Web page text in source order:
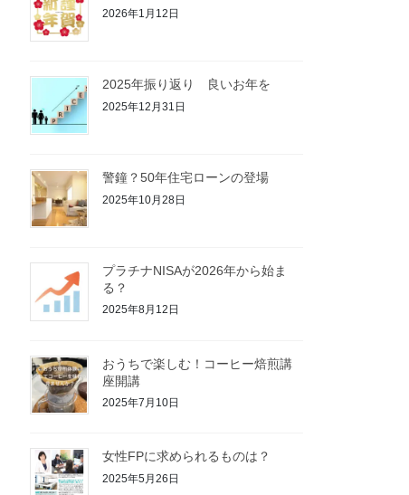
2026年1月12日
2025年振り返り 良いお年を
2025年12月31日
警鐘？50年住宅ローンの登場
2025年10月28日
プラチナNISAが2026年から始ま
る？
2025年8月12日
おうちで楽しむ！コーヒー焙煎講
座開講
2025年7月10日
女性FPに求められるものは？
2025年5月26日